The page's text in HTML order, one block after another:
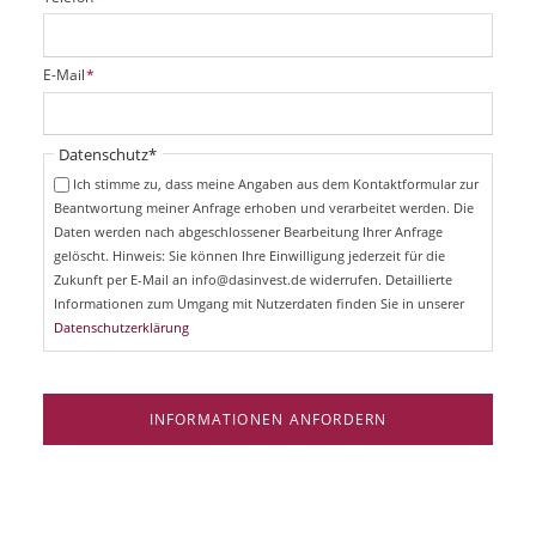
f
i
c
t
f
P
f
i
E-Mail*
Pflichtfeld
Datenschutz*
Ich stimme zu, dass meine Angaben aus dem Kontaktformular zur
Beantwortung meiner Anfrage erhoben und verarbeitet werden. Die
Daten werden nach abgeschlossener Bearbeitung Ihrer Anfrage
gelöscht. Hinweis: Sie können Ihre Einwilligung jederzeit für die
Zukunft per E-Mail an info@dasinvest.de widerrufen. Detaillierte
Informationen zum Umgang mit Nutzerdaten finden Sie in unserer
Datenschutzerklärung
INFORMATIONEN ANFORDERN